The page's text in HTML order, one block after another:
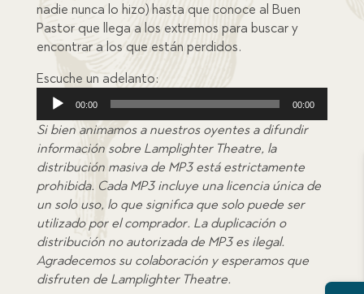
nadie nunca lo hizo) hasta que conoce al Buen
Pastor que llega a los extremos para buscar y
encontrar a los que están perdidos.
Escuche un adelanto:
Audio
Player
00:00 00:00
Si bien animamos a nuestros oyentes a difundir
información sobre Lamplighter Theatre, la
distribución masiva de MP3 está estrictamente
prohibida. Cada MP3 incluye una licencia única de
un solo uso, lo que significa que solo puede ser
utilizado por el comprador. La duplicación o
distribución no autorizada de MP3 es ilegal.
Agradecemos su colaboración y esperamos que
disfruten de Lamplighter Theatre.